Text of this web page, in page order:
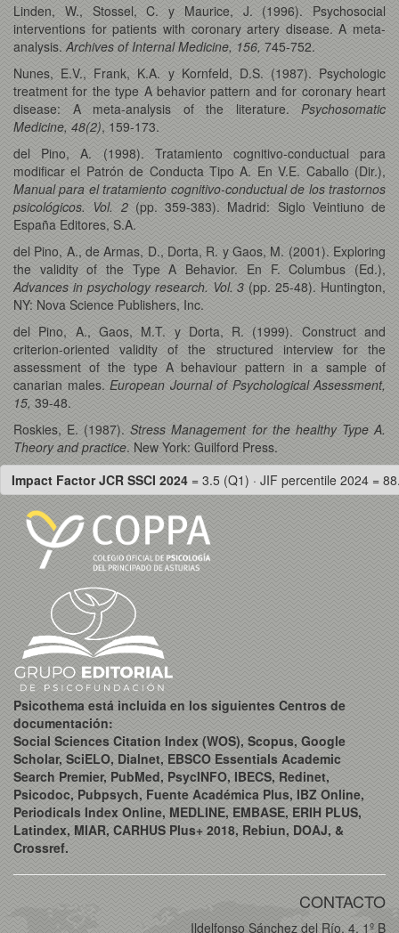
Linden, W., Stossel, C. y Maurice, J. (1996). Psychosocial
interventions for patients with coronary artery disease. A meta-
analysis. Archives of Internal Medicine, 156, 745-752.
Nunes, E.V., Frank, K.A. y Kornfeld, D.S. (1987). Psychologic
treatment for the type A behavior pattern and for coronary heart
disease: A meta-analysis of the literature. Psychosomatic
Medicine, 48(2), 159-173.
del Pino, A. (1998). Tratamiento cognitivo-conductual para
modificar el Patrón de Conducta Tipo A. En V.E. Caballo (Dir.),
Manual para el tratamiento cognitivo-conductual de los trastornos
psicológicos. Vol. 2(pp. 359-383). Madrid: Siglo Veintiuno de
España Editores, S.A.
del Pino, A., de Armas, D., Dorta, R. y Gaos, M. (2001). Exploring
the validity of the Type A Behavior. En F. Columbus (Ed.),
Advances in psychology research. Vol. 3 (pp. 25-48). Huntington,
NY: Nova Science Publishers, Inc.
del Pino, A., Gaos, M.T. y Dorta, R. (1999). Construct and
criterion-oriented validity of the structured interview for the
assessment of the type A behaviour pattern in a sample of
canarian males. European Journal of Psychological Assessment,
15, 39-48.
Roskies, E. (1987).Stress Management for the healthy Type A.
Theory and practice. New York: Guilford Press.
Impact Factor JCR SSCI 2024 = 3.5 (Q1) · JIF percentile 2024 =
Psicothema está incluida en los siguientes Centros de
documentación:
Social Sciences Citation Index (WOS), Scopus, Google
Scholar, SciELO, Dialnet, EBSCO Essentials Academic
Search Premier, PubMed, PsycINFO, IBECS, Redinet,
Psicodoc, Pubpsych, Fuente Académica Plus, IBZ Online,
Periodicals Index Online, MEDLINE, EMBASE, ERIH PLUS,
Latindex, MIAR, CARHUS Plus+ 2018, Rebiun, DOAJ, &
Crossref.
CONTACTO
Ildelfonso Sánchez del Río, 4, 1º B